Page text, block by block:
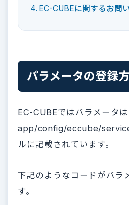
EC-CUBEに関するお問
パラメータの登録
EC-CUBEではパラメータは
app/config/eccube/
ルに記載されています。
下記のようなコードがパラ
す。